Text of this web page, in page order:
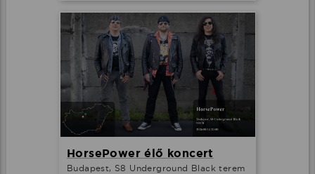
HorsePower élő koncert
Budapest, S8 Underground Black terem